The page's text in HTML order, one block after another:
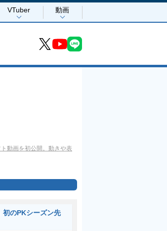
VTuber 動画
動画を初公開。動きや表
初のPKシーズン先